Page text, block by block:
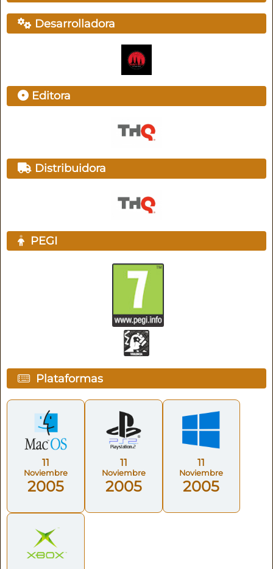
Desarrolladora
Editora
Distribuidora
PEGI
Plataformas
11
Noviembre
2005
11
Noviembre
2005
11
Noviembre
2005